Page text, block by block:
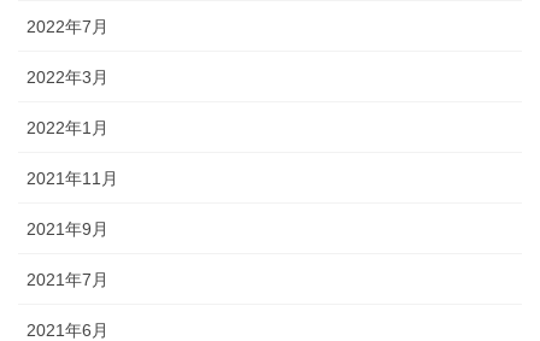
2022年7月
2022年3月
2022年1月
2021年11月
2021年9月
2021年7月
2021年6月